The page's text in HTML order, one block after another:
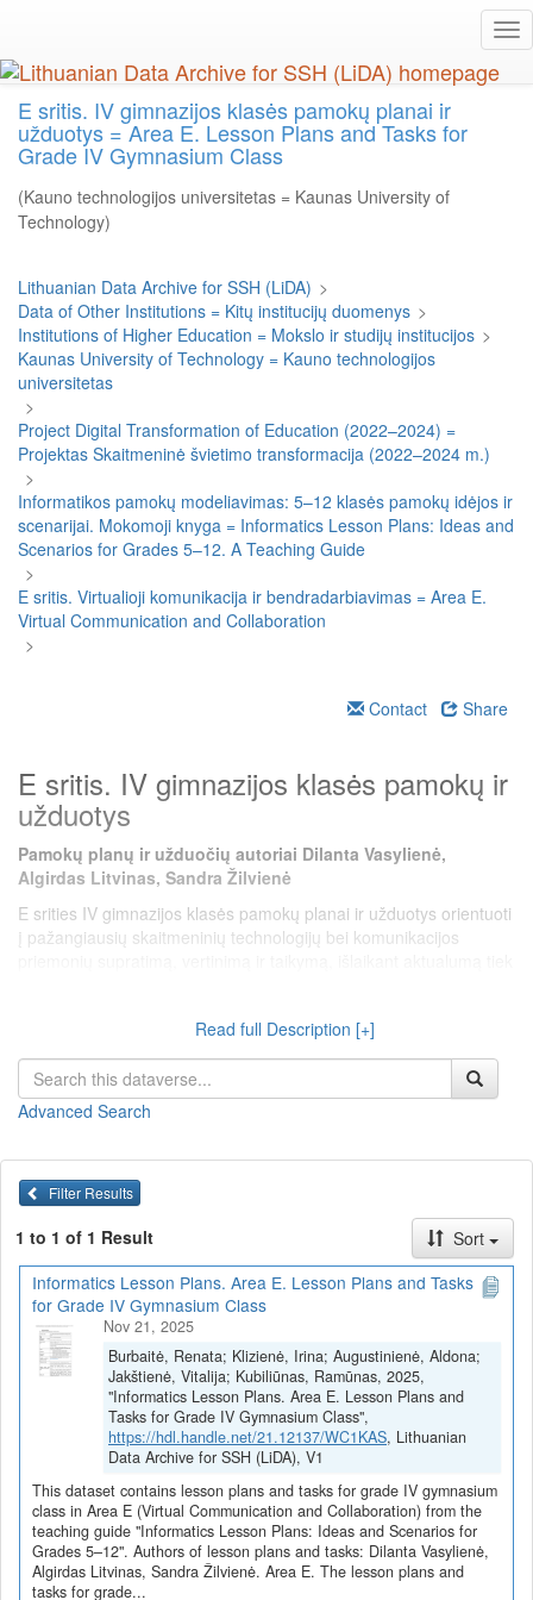
main
content
E sritis. IV gimnazijos klasės pamokų planai ir
užduotys = Area E. Lesson Plans and Tasks for
Grade IV Gymnasium Class
(Kauno technologijos universitetas = Kaunas University of
Technology)
Lithuanian Data Archive for SSH (LiDA) >
Data of Other Institutions = Kitų institucijų duomenys >
Institutions of Higher Education = Mokslo ir studijų institucijos >
Kaunas University of Technology = Kauno technologijos
universitetas
>
Project Digital Transformation of Education (2022–2024) =
Projektas Skaitmeninė švietimo transformacija (2022–2024 m.)
>
Informatikos pamokų modeliavimas: 5–12 klasės pamokų idėjos ir
scenarijai. Mokomoji knyga = Informatics Lesson Plans: Ideas and
Scenarios for Grades 5–12. A Teaching Guide
>
E sritis. Virtualioji komunikacija ir bendradarbiavimas = Area E.
Virtual Communication and Collaboration
>
Contact Share
E sritis. IV gimnazijos klasės pamokų ir
užduotys
Pamokų planų ir užduočių autoriai Dilanta Vasylienė,
Algirdas Litvinas, Sandra Žilvienė
E srities IV gimnazijos klasės pamokų planai ir užduotys orientuoti
į pažangiausių skaitmeninių technologijų bei komunikacijos
visuomenės raida ir ruošia mokinius būti aktyviais, kritiškai
mąstančiais, skaitmeniniu požiūriu raštingais piliečiais.
Pamokų planai ir užduotys(juos galiteperžiūrėtiarbaparsisiųsti
viename dokumente)
5G ir palydovinis ryšys (Dilanta Vasylienė)
Daiktų interneto (DI) technologijos (Dilanta Vasylienė)
Daiktų interneto technologijų naudojimo galimybės (Algirdas
Litvinas)
Virtualus piliečių bendravimas su informacinės visuomenės
paslaugų tiekėjais (Algirdas Litvinas)
Virtualaus bendravimo ir bendradarbiavimo priemonių
įvairovė (Sandra Žilvienė)
Virtualaus bendravimo ir bendradarbiavimo pasirinkimo
pagrindimas ir praktika (Sandra Žilvienė)
Visi E srities pamokų planai ir užduotys
Pamokų planai ir užduotys parengti vykdant projektą„Skaitmeninė
švietimo transformacija („EdTech“)(Nr. 10-004-P-0001)“,
įgyvendintą pagal ekonomikos gaivinimo ir atsparumo didinimo
planą „Naujos kartos Lietuva“, finansuojamą Europos Sąjungos
ekonomikos gaivinimo ir atsparumo didinimo priemonės
Read full Description [+]
Advanced Search
Filter Results
1 to 1 of 1 Result
Sort
Informatics Lesson Plans. Area E. Lesson Plans and Tasks
for Grade IV Gymnasium Class
Nov 21, 2025
Burbaitė, Renata; Klizienė, Irina; Augustinienė, Aldona;
Jakštienė, Vitalija; Kubiliūnas, Ramūnas, 2025,
"Informatics Lesson Plans. Area E. Lesson Plans and
Tasks for Grade IV Gymnasium Class",
https://hdl.handle.net/21.12137/WC1KAS, Lithuanian
Data Archive for SSH (LiDA), V1
This dataset contains lesson plans and tasks for grade IV gymnasium
class in Area E (Virtual Communication and Collaboration) from the
teaching guide "Informatics Lesson Plans: Ideas and Scenarios for
Grades 5–12". Authors of lesson plans and tasks: Dilanta Vasylienė,
Algirdas Litvinas, Sandra Žilvienė. Area E. The lesson plans and
tasks for grade...